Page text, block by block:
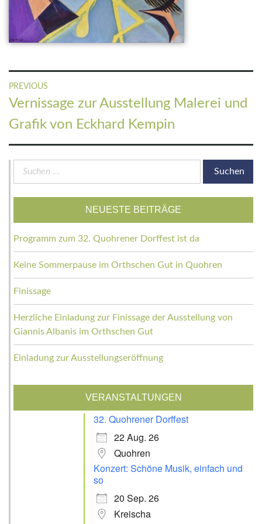
Beitragsnavigation
PREVIOUS
Previous
Vernissage zur Ausstellung Malerei und
Grafik von Eckhard Kempin
Suchen
NEUESTE BEITRÄGE
Programm zum 32. Quohrener Dorffest ist da
Keine Sommerpause im Orthschen Gut in Quohren
Finissage
Herzliche Einladung zur Finissage der Ausstellung von
Giannis Albanis im Orthschen Gut
Einladung zur Ausstellungseröffnung
VERANSTALTUNGEN
32. Quohrener Dorffest
22 Aug. 26
Quohren
Konzert: Schöne Musik, einfach und
so
20 Sep. 26
Kreischa